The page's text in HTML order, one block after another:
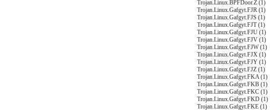
Trojan.Linux.BPFDoor.Z (1)
Trojan.Linux.Gafgyt.FJR (1)
Trojan.Linux.Gafgyt.FJS (1)
Trojan.Linux.Gafgyt.FJT (1)
Trojan.Linux.Gafgyt.FJU (1)
Trojan.Linux.Gafgyt.FJV (1)
Trojan.Linux.Gafgyt.FJW (1)
Trojan.Linux.Gafgyt.FJX (1)
Trojan.Linux.Gafgyt.FJY (1)
Trojan.Linux.Gafgyt.FJZ (1)
Trojan.Linux.Gafgyt.FKA (1)
Trojan.Linux.Gafgyt.FKB (1)
Trojan.Linux.Gafgyt.FKC (1)
Trojan.Linux.Gafgyt.FKD (1)
Trojan.Linux.Gafgyt.FKE (1)